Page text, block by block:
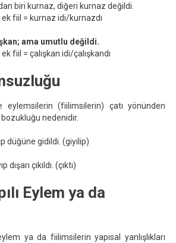
biri kurnaz, diğeri kurnaz değildi.
fiil = kurnaz idi/kurnazdı
ama umutlu değildi.
fiil = çalışkan idi/çalışkandı
eylemsilerin (fiilimsilerin) çatı yönünden
nedenidir.
düğüne gidildi. (giyilip)
çıkıldı. (çıktı)
Eylem ya da
ya da fiilimsilerin yapısal yanlışlıkları